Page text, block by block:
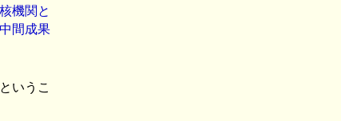
機関と
間成果
いうこ